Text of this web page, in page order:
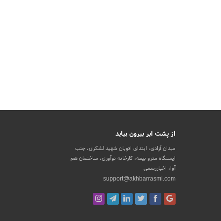
از پشت ابر بیرون بیاید
میدان آزادی، ابتدای اتوبان شهید لشکری، جنب
ایستگاه مترو بیمه، کارخانه نوآوری، ساختمان هم
آوا، اخباررسمی
support@akhbarrasmi.com